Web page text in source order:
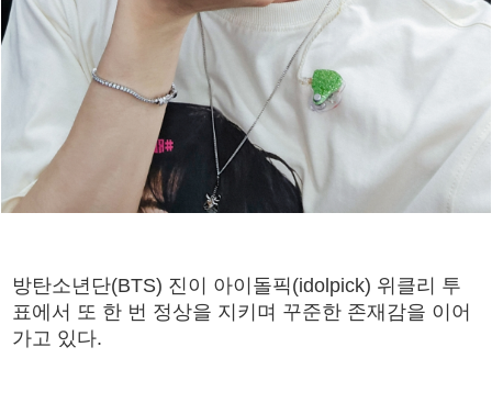
방탄소년단(BTS) 진이 아이돌픽(idolpick) 위클리 투
표에서 또 한 번 정상을 지키며 꾸준한 존재감을 이어
가고 있다.